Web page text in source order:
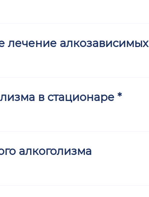
лечение алкозависимых
в стационаре *
алкоголизма